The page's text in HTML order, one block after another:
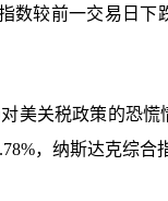
较前一交易日下
美关税政策的恐
，纳斯达克综合